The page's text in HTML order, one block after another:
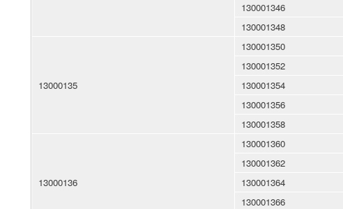
130001346
130001348
13000135
130001350
130001352
130001354
130001356
130001358
13000136
130001360
130001362
130001364
130001366